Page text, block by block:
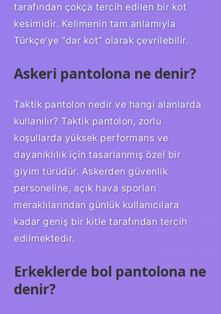
tarafından çokça tercih edilen bir kot
kesimidir. Kelimenin tam anlamıyla
Türkçe’ye “dar kot” olarak çevrilebilir.
Askeri pantolona ne denir?
Taktik pantolon nedir ve hangi alanlarda
kullanılır? Taktik pantolon, zorlu
koşullarda yüksek performans ve
dayanıklılık için tasarlanmış özel bir
giyim türüdür. Askerden güvenlik
personeline, açık hava sporları
meraklılarından günlük kullanıcılara
kadar geniş bir kitle tarafından tercih
edilmektedir.
Erkeklerde bol pantolona ne
denir?